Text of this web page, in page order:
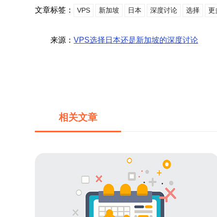
文章标签： VPS 新加坡 日本 深度讨论 选择 更
来源： VPS选择日本还是新加坡的深度讨论
相关文章